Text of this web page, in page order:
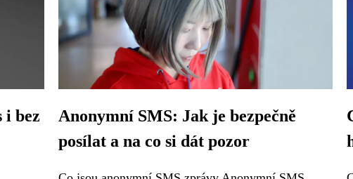
i bez
Anonymní SMS: Jak je bezpečně
posílat a na co si dát pozor